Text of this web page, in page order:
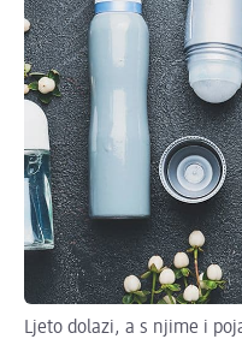
Ljeto dolazi, a s njime i